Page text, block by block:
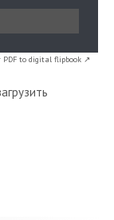
PDF to digital flipbook ↗